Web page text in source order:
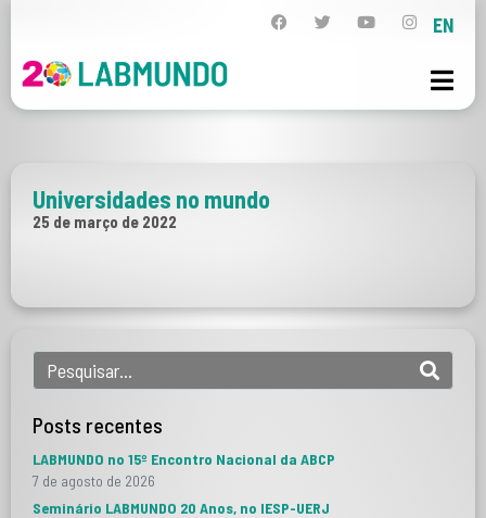
EN
Universidades no mundo
25 de março de 2022
Posts recentes
LABMUNDO no 15º Encontro Nacional da ABCP
7 de agosto de 2026
Seminário LABMUNDO 20 Anos, no IESP-UERJ